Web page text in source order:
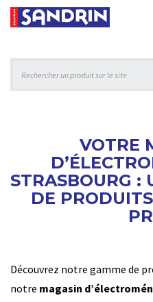
VOTRE
STRASBOURG :
DE
Découvrez notre gamme de
notre magasin